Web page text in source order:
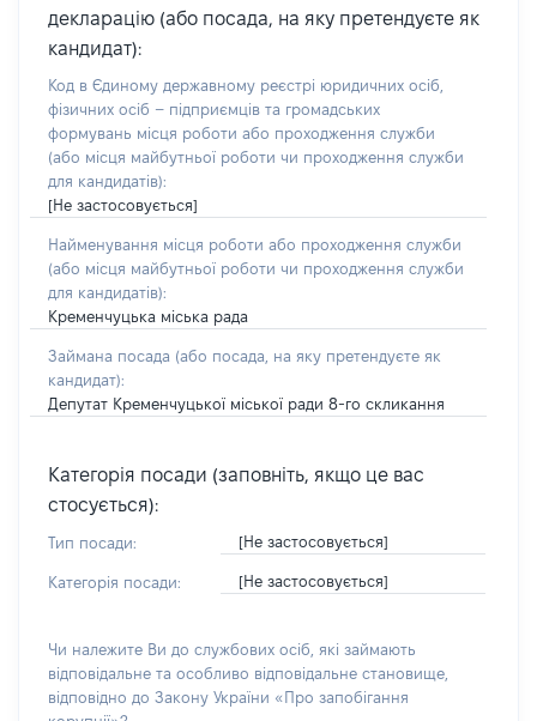
декларацію (або посада, на яку претендуєте як
кандидат):
Код в Єдиному державному реєстрі юридичних осіб,
фізичних осіб – підприємців та громадських
формувань місця роботи або проходження служби
(або місця майбутньої роботи чи проходження служби
для кандидатів):
[Не застосовується]
Найменування місця роботи або проходження служби
(або місця майбутньої роботи чи проходження служби
для кандидатів):
Кременчуцька міська рада
Займана посада (або посада, на яку претендуєте як
кандидат):
Депутат Кременчуцької міської ради 8-го скликання
Категорія посади (заповніть, якщо це вас
стосується):
Тип посади: [Не застосовується]
Категорія посади: [Не застосовується]
Чи належите Ви до службових осіб, які займають
відповідальне та особливо відповідальне становище,
відповідно до Закону України «Про запобігання